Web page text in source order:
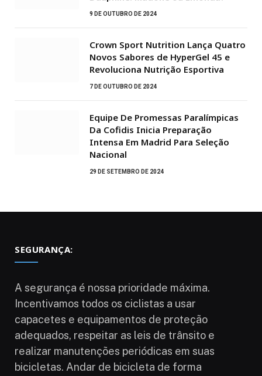
9 DE OUTUBRO DE 2024
Crown Sport Nutrition Lança Quatro
Novos Sabores de HyperGel 45 e
Revoluciona Nutrição Esportiva
7 DE OUTUBRO DE 2024
Equipe De Promessas Paralímpicas
Da Cofidis Inicia Preparação
Intensa Em Madrid Para Seleção
Nacional
29 DE SETEMBRO DE 2024
SEGURANÇA:
A segurança é nossa prioridade máxima.
Incentivamos todos os ciclistas a usar
capacetes e equipamentos de proteção
adequados, respeitar as leis de trânsito e
realizar manutenções periódicas em suas
bicicletas. Andar de bicicleta de forma